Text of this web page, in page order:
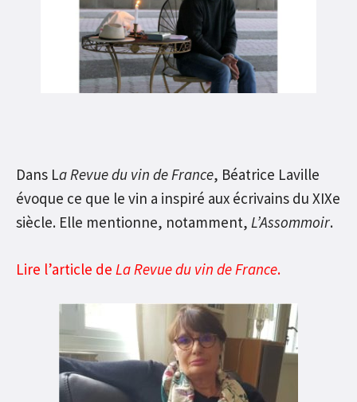
Dans La Revue du vin de France, Béatrice Laville
évoque ce que le vin a inspiré aux écrivains du XIXe
siècle. Elle mentionne, notamment, L’Assommoir.
Lire l’article de La Revue du vin de France.